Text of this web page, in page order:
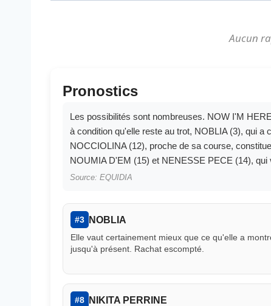
Aucun
Pronostics
Les possibilités sont nombreuses. NOW I'M
à condition qu'elle reste au trot, NOBLIA (3), qui
NOCCIOLINA (12), proche de sa course,
NOUMIA D'EM (15) et NENESSE PECE (14), qui
Source: EQUIDIA
#3 NOBLIA
Elle vaut certainement mieux que ce qu'elle a
jusqu'à présent. Rachat escompté.
#8 NIKITA PERRINE